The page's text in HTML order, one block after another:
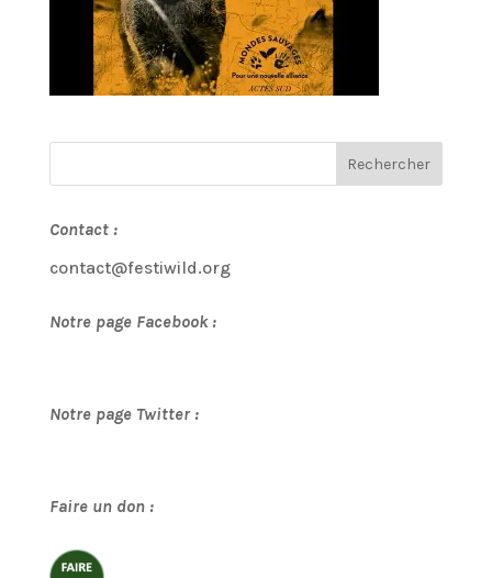
Contact :
contact@festiwild.org
Notre page Facebook :
Notre page Twitter :
Faire un don :